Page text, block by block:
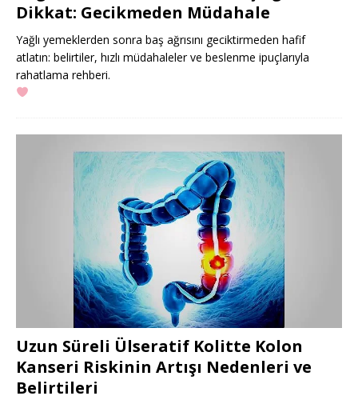
Dikkat: Gecikmeden Müdahale
Yağlı yemeklerden sonra baş ağrısını geciktirmeden hafif
atlatın: belirtiler, hızlı müdahaleler ve beslenme ipuçlarıyla
rahatlama rehberi.
Uzun Süreli Ülseratif Kolitte Kolon
Kanseri Riskinin Artışı Nedenleri ve
Belirtileri